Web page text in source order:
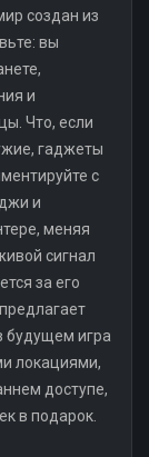
создан из
вы
и
Что, если
гаджеты
с
и
меняя
сигнал
за его
будущем игра
локациями,
доступе,
в подарок.